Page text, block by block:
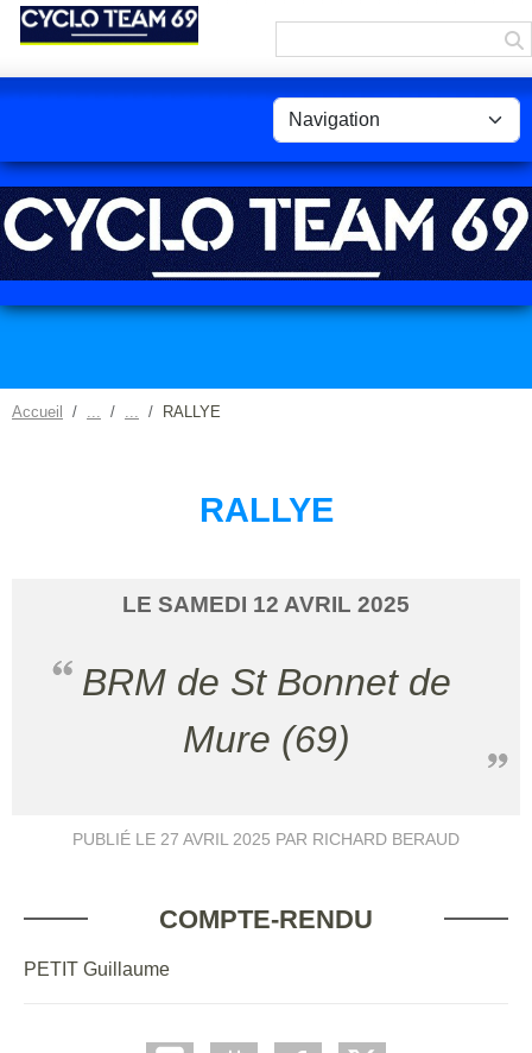
Accueil RALLYE
RALLYE
LE SAMEDI 12 AVRIL 2025
BRM de St Bonnet de
Mure (69)
PUBLIÉ LE 27 AVRIL 2025 PAR RICHARD BERAUD
COMPTE-RENDU
PETIT Guillaume
Panneau de gestion des cookies